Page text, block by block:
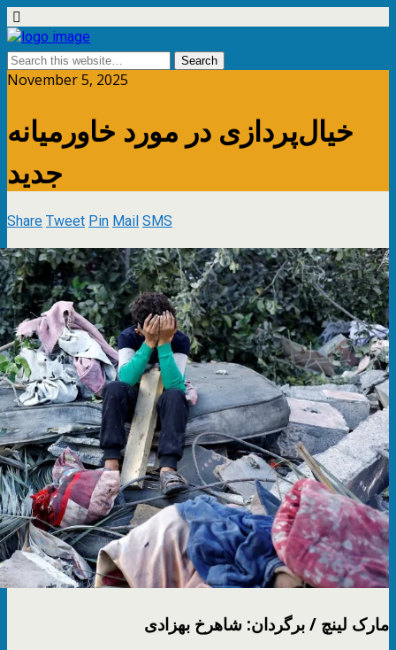
November 5, 2025
خیال‌پردازی در مورد خاورمیانه
جدید
ShareTweetPinMailSMS
مارک لینچ / برگردان: شاهرخ بهزادی